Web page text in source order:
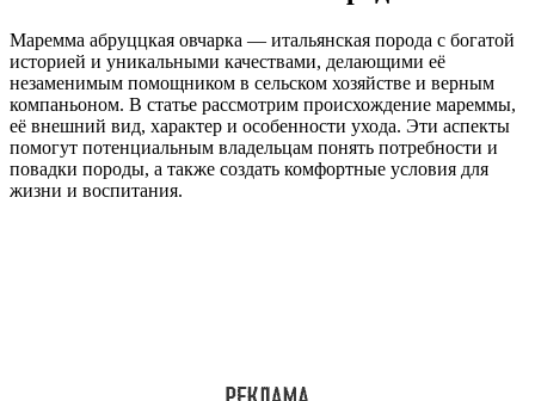
Маремма абруццкая овчарка — итальянская порода с богатой
историей и уникальными качествами, делающими её
незаменимым помощником в сельском хозяйстве и верным
компаньоном. В статье рассмотрим происхождение мареммы,
её внешний вид, характер и особенности ухода. Эти аспекты
помогут потенциальным владельцам понять потребности и
повадки породы, а также создать комфортные условия для
жизни и воспитания.